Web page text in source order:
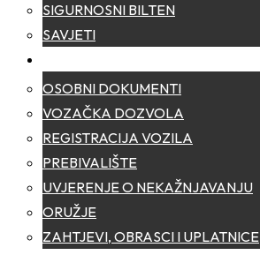
SIGURNOSNI BILTEN
SAVJETI
OSOBNI DOKUMENTI
VOZAČKA DOZVOLA
REGISTRACIJA VOZILA
PREBIVALIŠTE
UVJERENJE O NEKAŽNJAVANJU
ORUŽJE
ZAHTJEVI, OBRASCI I UPLATNICE